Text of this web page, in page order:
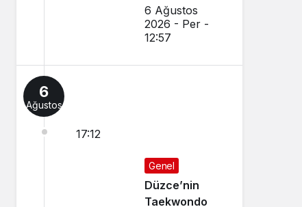
6 Ağustos
2026 - Per -
12:57
6
Ağustos
17:12
Genel
Düzce’nin
Taekwondo